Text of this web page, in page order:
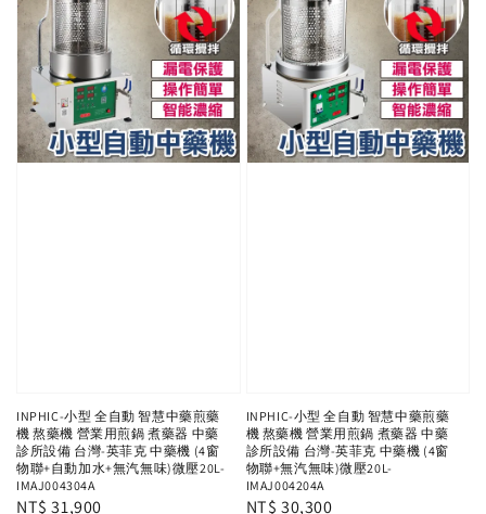
INPHIC-小型 全自動 智慧中藥煎藥
機 熬藥機 營業用煎鍋 煮藥器 中藥
診所設備 台灣-英菲克 中藥機 (4窗
物聯+自動加水+無汽無味)微壓20L-
IMAJ004304A
Regular
NT$ 31,900
INPHIC-小型 全自動 智慧中藥煎藥
機 熬藥機 營業用煎鍋 煮藥器 中藥
診所設備 台灣-英菲克 中藥機 (4窗
物聯+無汽無味)微壓20L-
IMAJ004204A
Regular
NT$ 30,300